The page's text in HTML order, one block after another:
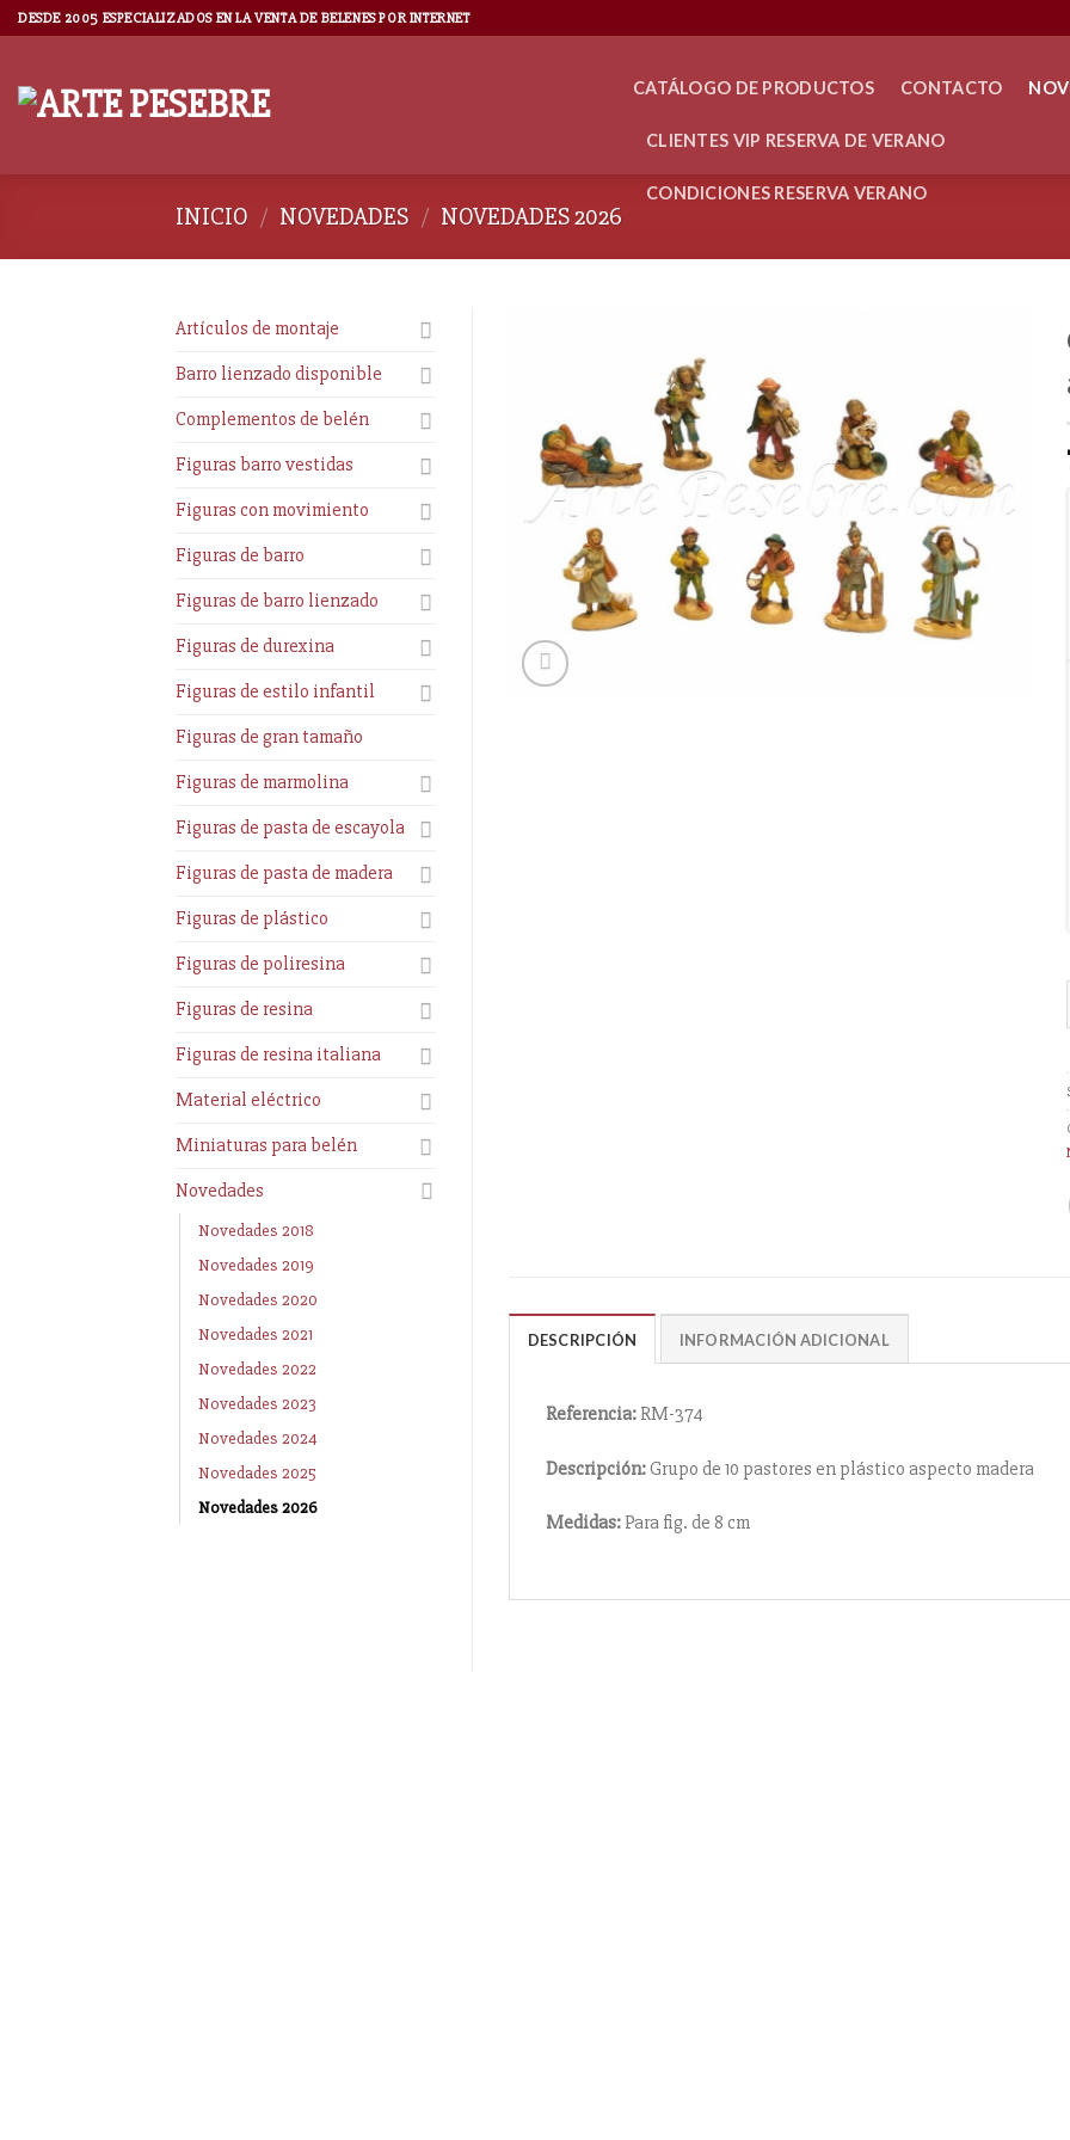
DESDE 2005 ESPECIALIZADOS EN LA VENTA DE BELENES POR INTERNET
CATÁLOGO DE PRODUCTOS CONTACTO
CLIENTES VIP RESERVA DE VERANO
CONDICIONES RESERVA VERANO
INICIO / NOVEDADES / NOVEDADES 2026
Artículos de montaje
Barro lienzado disponible
Complementos de belén
Figuras barro vestidas
Figuras con movimiento
Figuras de barro
Figuras de barro lienzado
Figuras de durexina
Figuras de estilo infantil
Figuras de gran tamaño
Figuras de marmolina
Figuras de pasta de escayola
Figuras de pasta de madera
Figuras de plástico
Figuras de poliresina
Figuras de resina
Figuras de resina italiana
Material eléctrico
Miniaturas para belén
Novedades
Novedades 2018
Novedades 2019
Novedades 2020
Novedades 2021
Novedades 2022
Novedades 2023
Novedades 2024
Novedades 2025
Novedades 2026
DESCRIPCIÓN INFORMACIÓN ADICIONAL
Referencia:RM-374
Descripción:Grupo de 10 pastores en plástico aspecto madera
Medidas:Para fig. de 8 cm